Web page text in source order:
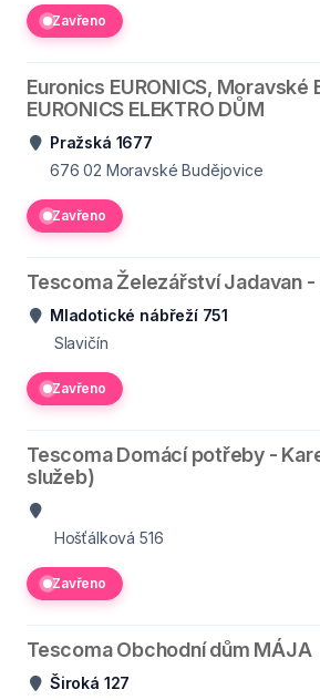
Zavřeno
Euronics EURONICS, Moravské
EURONICS ELEKTRO DŮM
Pražská 1677
676 02 Moravské Budějovice
Zavřeno
Tescoma Železářství Jadavan -
Mladotické nábřeží 751
Slavičín
Zavřeno
Tescoma Domácí potřeby -
služeb)
Hošťálková 516
Zavřeno
Tescoma Obchodní dům MÁJA
Široká 127